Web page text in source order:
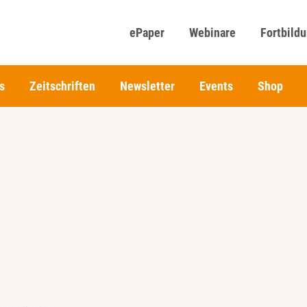
ePaper Webinare
Zeitschriften Newsletter Events Shop